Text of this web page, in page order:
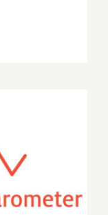
2026:
weiter ein